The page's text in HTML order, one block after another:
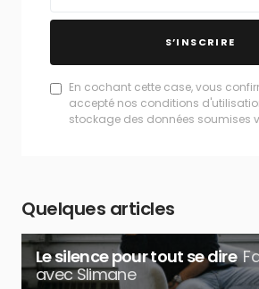
S’INSCRIRE
En cochant cette case, vous
accepté nos conditions
stockage des données soumises
Quelques articles
Le silence pour tout se dire
avec Slimane